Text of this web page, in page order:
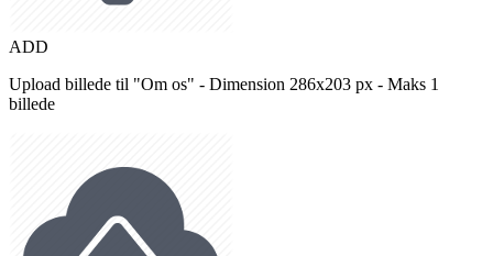
ADD
Upload billede til "Om os" - Dimension 286x203 px - Maks 1
billede